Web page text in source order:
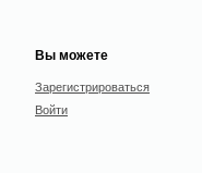
Вы можете
Зарегистрироваться
Войти